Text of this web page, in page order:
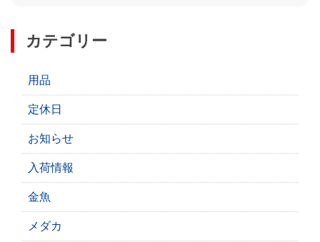
カテゴリー
用品
定休日
お知らせ
入荷情報
金魚
メダカ